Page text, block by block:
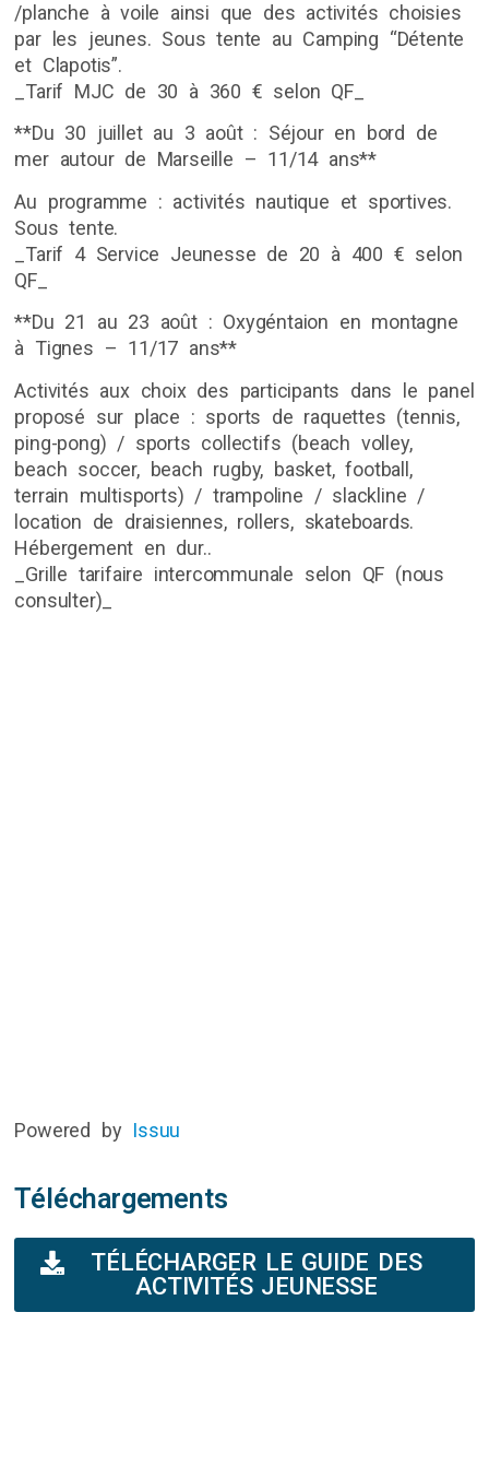
/planche à voile ainsi que des activités choisies
par les jeunes. Sous tente au Camping “Détente
et Clapotis”.
_Tarif MJC de 30 à 360 € selon QF_
**Du 30 juillet au 3 août : Séjour en bord de
mer autour de Marseille – 11/14 ans**
Au programme : activités nautique et sportives.
Sous tente.
_Tarif 4 Service Jeunesse de 20 à 400 € selon
QF_
**Du 21 au 23 août : Oxygéntaion en montagne
à Tignes – 11/17 ans**
Activités aux choix des participants dans le panel
proposé sur place : sports de raquettes (tennis,
ping-pong) / sports collectifs (beach volley,
beach soccer, beach rugby, basket, football,
terrain multisports) / trampoline / slackline /
location de draisiennes, rollers, skateboards.
Hébergement en dur..
_Grille tarifaire intercommunale selon QF (nous
consulter)_
Powered by Issuu
Téléchargements
TÉLÉCHARGER LE GUIDE DES
ACTIVITÉS JEUNESSE